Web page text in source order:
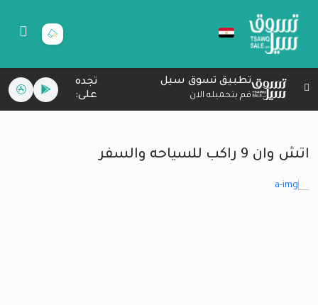
تطبيق تسوق سيل
قم بتحميله الان
تجده
على:
اتش وان 9 راكب للسياحه والسفر